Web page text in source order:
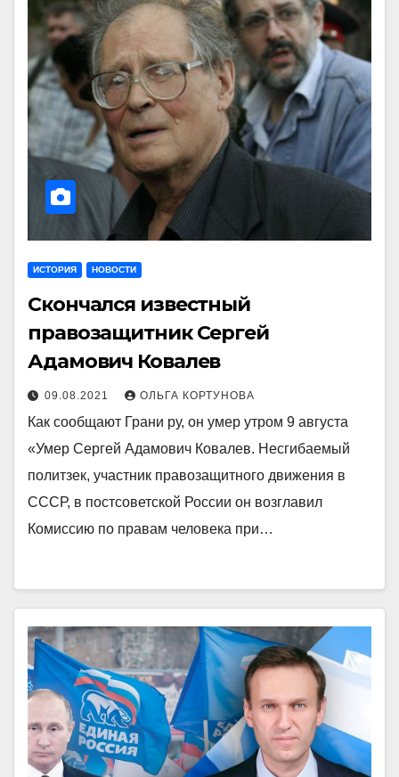
ИСТОРИЯ НОВОСТИ
Скончался известный
правозащитник Сергей
Адамович Ковалев
09.08.2021 ОЛЬГА КОРТУНОВА
Как сообщают Грани ру, он умер утром 9 августа
«Умер Сергей Адамович Ковалев. Несгибаемый
политзек, участник правозащитного движения в
СССР, в постсоветской России он возглавил
Комиссию по правам человека при…